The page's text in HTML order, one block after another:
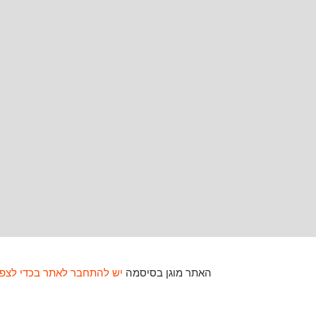
האתר מוגן בסיסמה יש להתחבר לאתר בכדי